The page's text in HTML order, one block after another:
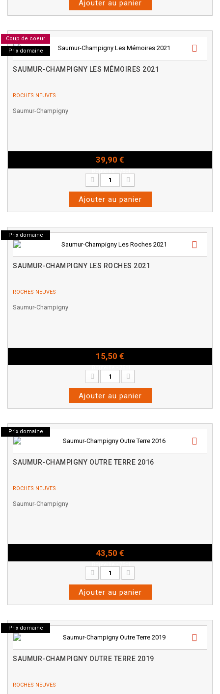
Ajouter au panier
Coup de coeur
Prix domaine
SAUMUR-CHAMPIGNY LES MÉMOIRES 2021
ROCHES NEUVES
Saumur-Champigny
39,90 €
Ajouter au panier
Prix domaine
SAUMUR-CHAMPIGNY LES ROCHES 2021
ROCHES NEUVES
Saumur-Champigny
15,50 €
Ajouter au panier
Prix domaine
SAUMUR-CHAMPIGNY OUTRE TERRE 2016
ROCHES NEUVES
Saumur-Champigny
43,50 €
Ajouter au panier
Prix domaine
SAUMUR-CHAMPIGNY OUTRE TERRE 2019
ROCHES NEUVES